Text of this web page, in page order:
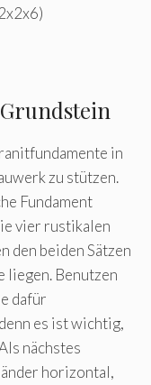
in
zu stützen.
Fundament
vier rustikalen
den beiden Sätzen
liegen. Benutzen
dafür
es ist wichtig,
nächstes
horizontal,